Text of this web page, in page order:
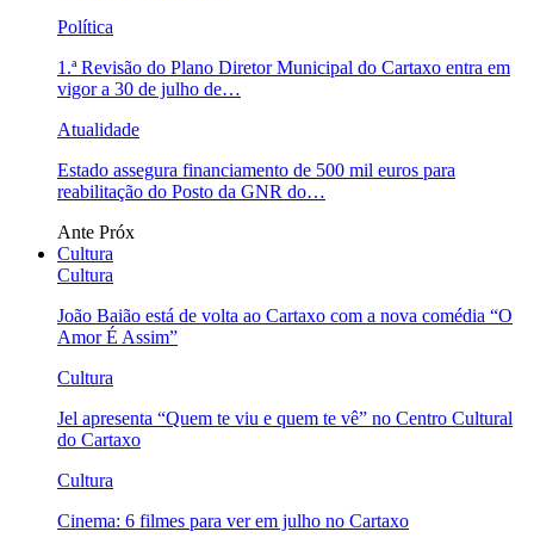
Política
1.ª Revisão do Plano Diretor Municipal do Cartaxo entra em
vigor a 30 de julho de…
Atualidade
Estado assegura financiamento de 500 mil euros para
reabilitação do Posto da GNR do…
Ante Próx
Cultura
Cultura
João Baião está de volta ao Cartaxo com a nova comédia “O
Amor É Assim”
Cultura
Jel apresenta “Quem te viu e quem te vê” no Centro Cultural
do Cartaxo
Cultura
Cinema: 6 filmes para ver em julho no Cartaxo